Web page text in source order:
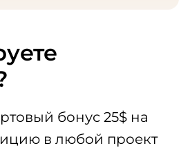
бонус 25$ на
в любой проект